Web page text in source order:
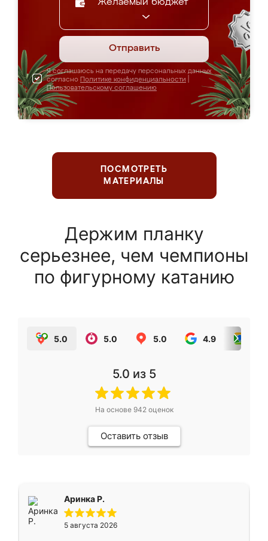
Желаемый бюджет
Отправить
Я соглашаюсь на передачу персональных данных
согласно Политике конфиденциальности
Пользовательскому соглашению
ПОСМОТРЕТЬ
МАТЕРИАЛЫ
Держим планку
серьезнее, чем чемпионы
по фигурному катанию
5.0 5.0 5.0 4.9
5.0 из 5
На основе 942оценок
Оставить отзыв
Аринка Р.
5 августа 2026